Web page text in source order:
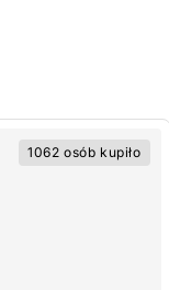
1062 osób kupiło